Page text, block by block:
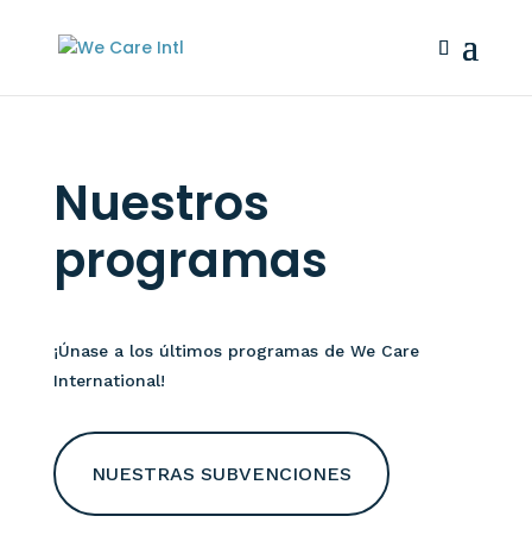
Nuestros
programas
¡Únase a los últimos programas de We Care
International!
NUESTRAS SUBVENCIONES